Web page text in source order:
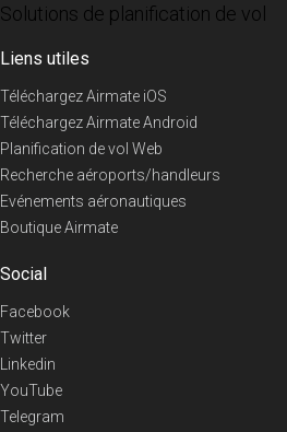
Solutions de planification de vol
Liens utiles
Téléchargez Airmate iOS
Téléchargez Airmate Android
Planification de vol Web
Recherche aéroports/handleurs
Evénements aéronautiques
Boutique Airmate
Social
Facebook
Twitter
Linkedin
YouTube
Telegram